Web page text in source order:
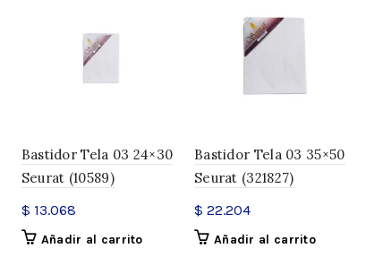
Categoría:
Bastidor Tela 03 24×30
Seurat (10589)
$ 13.068
Añadir al carrito
Bastidor Tela 03 35×50
Seurat (321827)
$ 22.204
Añadir al carrito